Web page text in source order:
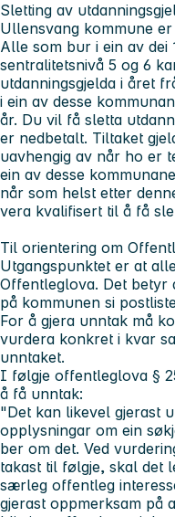
Sletting av
Ullensvang kommune
Alle som bur i ein av dei
sentralitetsnivå 5 og 6
utdanningsgjelda i året
i ein av desse
år. Du vil få sletta
er nedbetalt. Tiltaket
uavhengig av når ho er
ein av desse
når som helst etter
vera kvalifisert til å få
Til orientering om
Utgangspunktet er at
Offentleglova. Det betyr
på kommunen si
For å gjera unntak må
vurdera konkret i kvar
unntaket.
I følgje offentleglova §
å få unntak:
"Det kan likevel gjerast
opplysningar om ein
ber om det. Ved
takast til følgje, skal det
særleg offentleg
gjerast oppmerksam på